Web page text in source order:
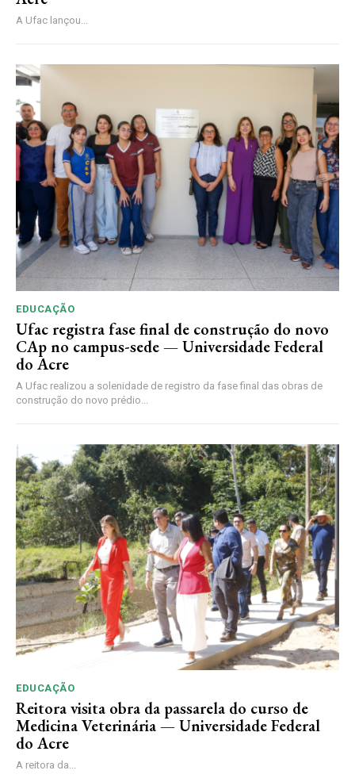
A Ufac lançou...
EDUCAÇÃO
Ufac registra fase final de construção do novo
CAp no campus-sede — Universidade Federal
do Acre
A Ufac realizou a solenidade de registro da fase final das obras de
construção do novo prédio...
EDUCAÇÃO
Reitora visita obra da passarela do curso de
Medicina Veterinária — Universidade Federal
do Acre
A reitora da...